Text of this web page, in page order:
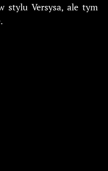
stylu Versysa, ale tym